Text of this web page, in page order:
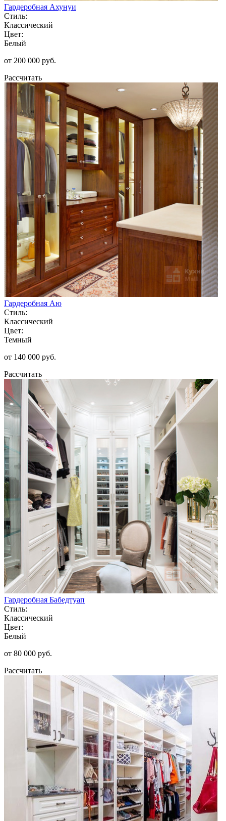
Гардеробная Ахунуи
Стиль:
Классический
Цвет:
Белый
от 200 000 руб.
Рассчитать
Гардеробная Аю
Стиль:
Классический
Цвет:
Темный
от 140 000 руб.
Рассчитать
Гардеробная Бабедтуап
Стиль:
Классический
Цвет:
Белый
от 80 000 руб.
Рассчитать